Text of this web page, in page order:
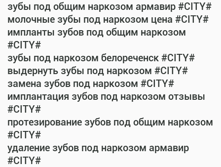
зубы под общим наркозом армавир #CITY#
молочные зубы под наркозом цена #CITY#
импланты зубов под общим наркозом
#CITY#
зубы под наркозом белореченск #CITY#
выдернуть зубы под наркозом #CITY#
замена зубов под наркозом #CITY#
имплантация зубов под наркозом отзывы
#CITY#
протезирование зубов под общим наркозом
#CITY#
удаление зубов под наркозом армавир
#CITY#